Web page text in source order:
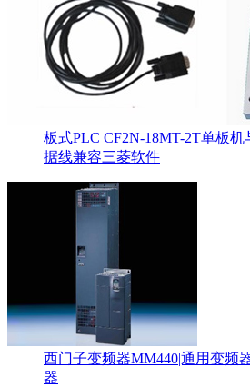
板式PLC CF2N-18MT-2T单板
据线兼容三菱软件
西门子变频器MM440|通用变频
器